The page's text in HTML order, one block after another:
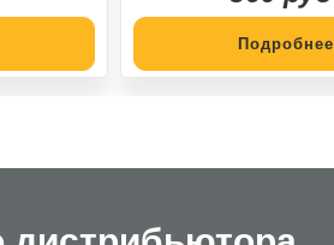
Подробнее